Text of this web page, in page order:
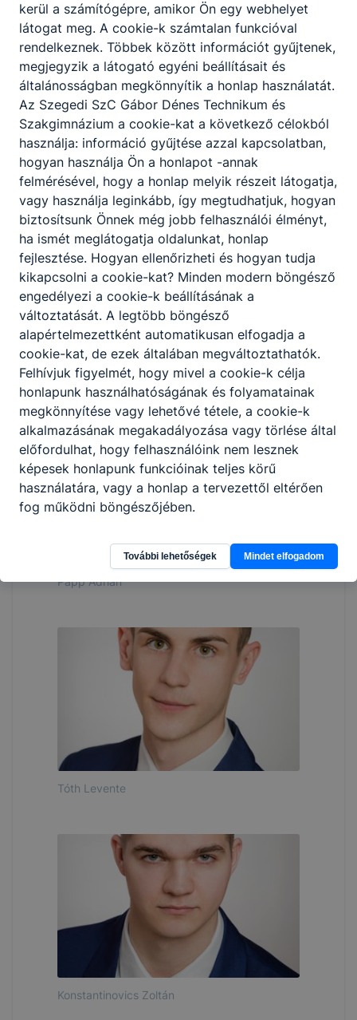
Domonkos Zoltán
Császár Róbert
Papp Adrián
Tóth Levente
Konstantinovics Zoltán
kerül a számítógépre, amikor Ön egy webhelyet
látogat meg. A cookie-k számtalan funkcióval
rendelkeznek. Többek között információt gyűjtenek,
megjegyzik a látogató egyéni beállításait és
általánosságban megkönnyítik a honlap használatát.
Az Szegedi SzC Gábor Dénes Technikum és
Szakgimnázium a cookie-kat a következő célokból
használja: információ gyűjtése azzal kapcsolatban,
hogyan használja Ön a honlapot -annak
felmérésével, hogy a honlap melyik részeit látogatja,
vagy használja leginkább, így megtudhatjuk, hogyan
biztosítsunk Önnek még jobb felhasználói élményt,
ha ismét meglátogatja oldalunkat, honlap
fejlesztése. Hogyan ellenőrizheti és hogyan tudja
kikapcsolni a cookie-kat? Minden modern böngésző
engedélyezi a cookie-k beállításának a
változtatását. A legtöbb böngésző
alapértelmezettként automatikusan elfogadja a
cookie-kat, de ezek általában megváltoztathatók.
Felhívjuk figyelmét, hogy mivel a cookie-k célja
honlapunk használhatóságának és folyamatainak
megkönnyítése vagy lehetővé tétele, a cookie-k
alkalmazásának megakadályozása vagy törlése által
előfordulhat, hogy felhasználóink nem lesznek
képesek honlapunk funkcióinak teljes körű
használatára, vagy a honlap a tervezettől eltérően
fog működni böngészőjében.
További lehetőségek Mindet elfogadom